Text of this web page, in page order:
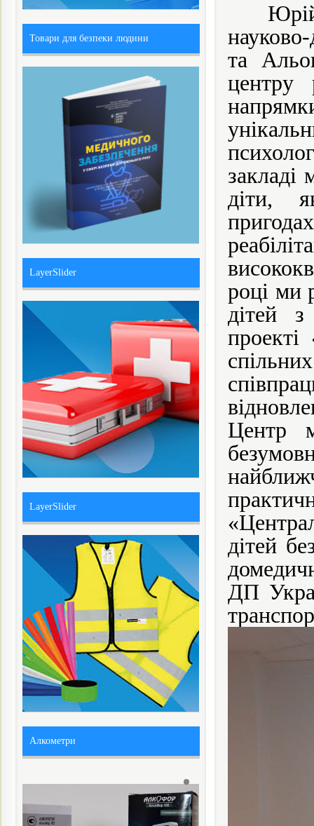
Юрій
та
центру
закладі
діти,
році ми
дітей з
Центр
дітей
ДП
Товари для безпеки людини
LayerSlider
LayerSlider
Алкометри